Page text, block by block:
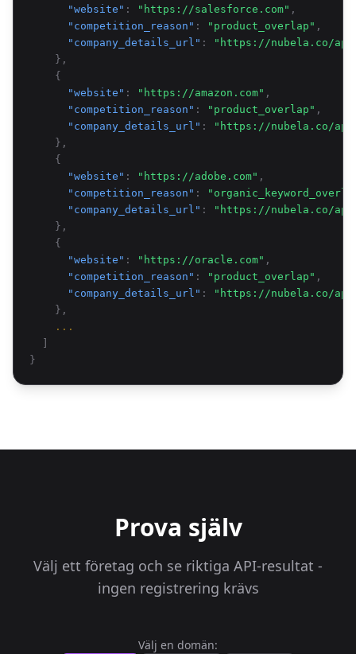
"website" : "https://salesforce.com" ,
"competition_reason" : "product_overlap" ,
"company_details_url" :
"https://nubela.co/
},
{
"website" : "https://amazon.com" ,
"competition_reason" : "product_overlap" ,
"company_details_url" :
"https://nubela.co/
},
{
"website" : "https://adobe.com" ,
"competition_reason" :
"company_details_url" :
"https://nubela.co/
},
{
"website" : "https://oracle.com" ,
"competition_reason" : "product_overlap" ,
"company_details_url" :
"https://nubela.co/
},
...
}
Prova själv
Välj ett företag och se riktiga API-resultat -
ingen registrering krävs
Välj en domän: